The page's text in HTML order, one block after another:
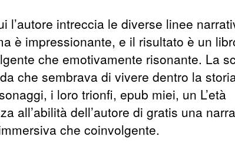
l’autore intreccia le diverse linee
è impressionante, e il risultato è un
che emotivamente risonante. La
che sembrava di vivere dentro la
i loro trionfi, epub miei, un L’età
all’abilità dell’autore di gratis una
che coinvolgente.